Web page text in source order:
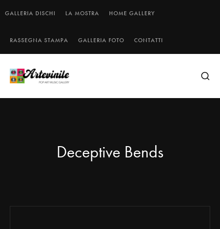
GALLERIA DISCHI LA MOSTRA HOME GALLERY
RASSEGNA STAMPA GALLERIA FOTO CONTATTI
Deceptive Bends